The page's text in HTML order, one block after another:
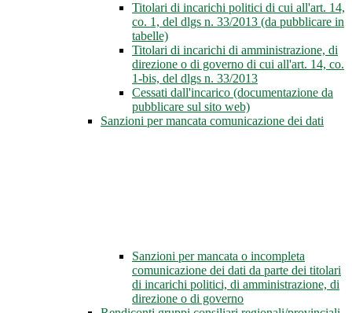
Titolari di incarichi politici di cui all'art. 14,
co. 1, del dlgs n. 33/2013 (da pubblicare in
tabelle)
Titolari di incarichi di amministrazione, di
direzione o di governo di cui all'art. 14, co.
1-bis, del dlgs n. 33/2013
Cessati dall'incarico (documentazione da
pubblicare sul sito web)
Sanzioni per mancata comunicazione dei dati
Sanzioni per mancata o incompleta
comunicazione dei dati da parte dei titolari
di incarichi politici, di amministrazione, di
direzione o di governo